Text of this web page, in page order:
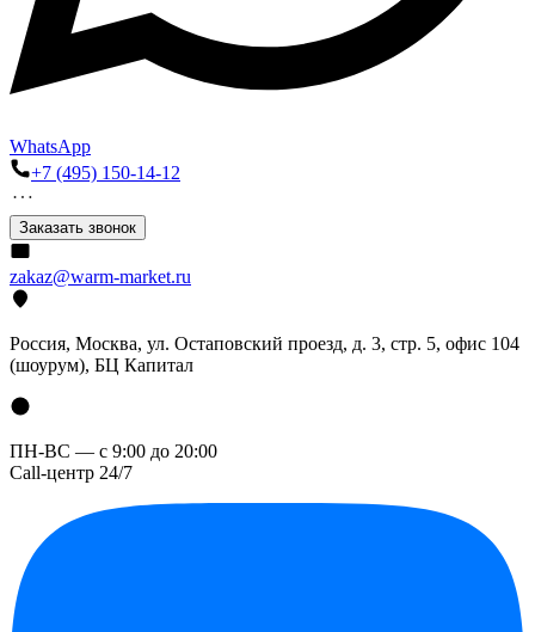
WhatsApp
+7 (495) 150-14-12
Заказать звонок
zakaz@warm-market.ru
Россия, Москва, ул. Остаповский проезд, д. 3, стр. 5, офис 104
(шоурум), БЦ Капитал
ПН-ВС — с 9:00 до 20:00
Call-центр 24/7